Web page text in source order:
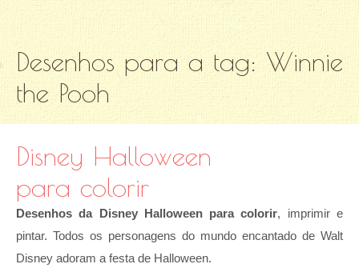
Desenhos para a tag: Winnie
the Pooh
Disney Halloween
para colorir
Desenhos da Disney Halloween para colorir, imprimir e
pintar. Todos os personagens do mundo encantado de Walt
Disney adoram a festa de Halloween.